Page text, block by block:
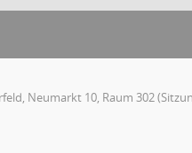
Neumarkt 10, Raum 302